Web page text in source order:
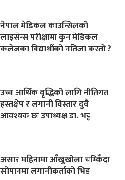
नेपाल मेडिकल काउन्सिलको
लाइसेन्स परीक्षामा कुन मेडिकल
कलेजका विद्यार्थीको नतिजा कस्तो ?
उच्च आर्थिक वृद्धिको लागि नीतिगत
हस्तक्षेप र लगानी विस्तार दुवै
आवश्यक छः उपाध्यक्ष डा. भट्ट
असार महिनामा आँखुखोला चम्किँदा
सोपानमा लगानीकर्ताको भिड